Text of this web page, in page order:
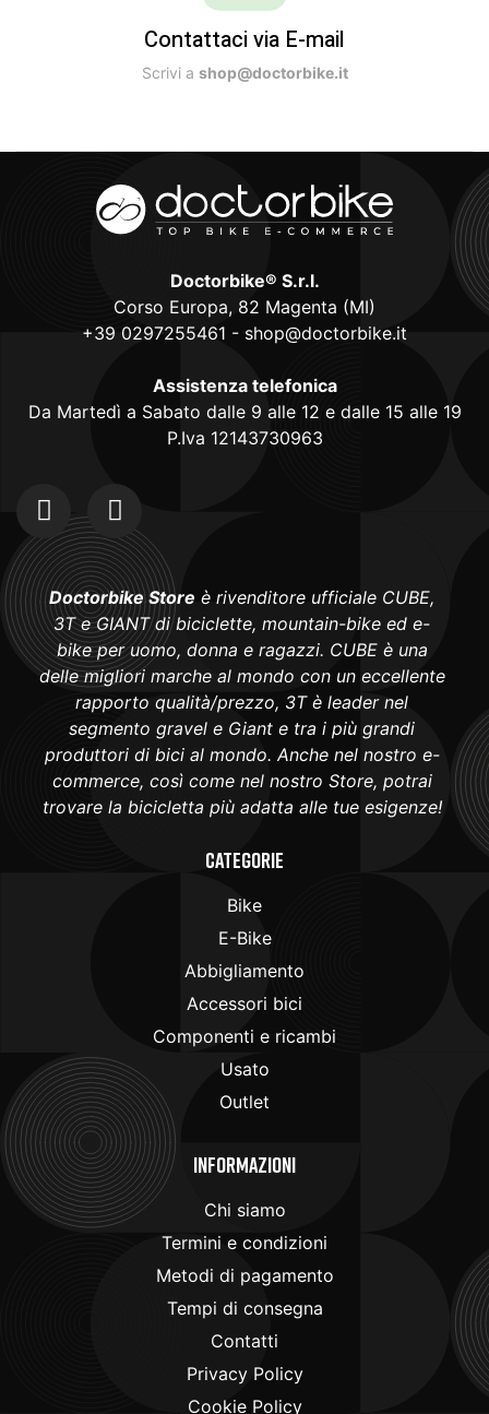
Contattaci via E-mail
Scrivi a shop@doctorbike.it
Doctorbike® S.r.l.
Corso Europa, 82 Magenta (MI)
+39 0297255461 - shop@doctorbike.it
Assistenza telefonica
Da Martedì a Sabato dalle 9 alle 12 e dalle 15 alle 19
P.Iva 12143730963
Doctorbike Store è rivenditore ufficiale CUBE,
3T e GIANT di biciclette, mountain-bike ed e-
bike per uomo, donna e ragazzi. CUBE è una
delle migliori marche al mondo con un eccellente
rapporto qualità/prezzo, 3T è leader nel
segmento gravel e Giant e tra i più grandi
produttori di bici al mondo. Anche nel nostro e-
commerce, così come nel nostro Store, potrai
trovare la bicicletta più adatta alle tue esigenze!
Categorie
Bike
E-Bike
Abbigliamento
Accessori bici
Componenti e ricambi
Usato
Outlet
Informazioni
Chi siamo
Termini e condizioni
Metodi di pagamento
Tempi di consegna
Contatti
Privacy Policy
Cookie Policy